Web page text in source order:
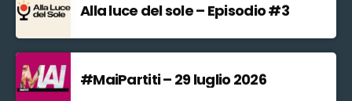
Alla luce del sole – Episodio #3
#MaiPartiti – 29 luglio 2026